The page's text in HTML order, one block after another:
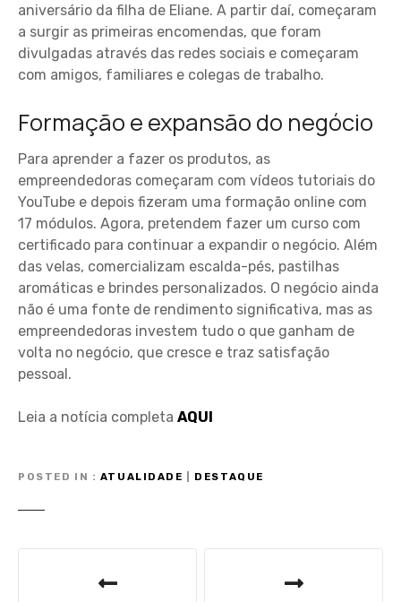
aniversário da filha de Eliane. A partir daí, começaram
a surgir as primeiras encomendas, que foram
divulgadas através das redes sociais e começaram
com amigos, familiares e colegas de trabalho.
Formação e expansão do negócio
Para aprender a fazer os produtos, as
empreendedoras começaram com vídeos tutoriais do
YouTube e depois fizeram uma formação online com
17 módulos. Agora, pretendem fazer um curso com
certificado para continuar a expandir o negócio. Além
das velas, comercializam escalda-pés, pastilhas
aromáticas e brindes personalizados. O negócio ainda
não é uma fonte de rendimento significativa, mas as
empreendedoras investem tudo o que ganham de
volta no negócio, que cresce e traz satisfação
pessoal.
Leia a notícia completa AQUI
POSTED IN ATUALIDADE DESTAQUE